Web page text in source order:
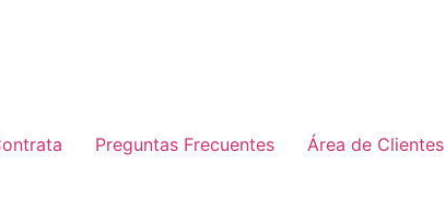
Preguntas Frecuentes Área de Clientes